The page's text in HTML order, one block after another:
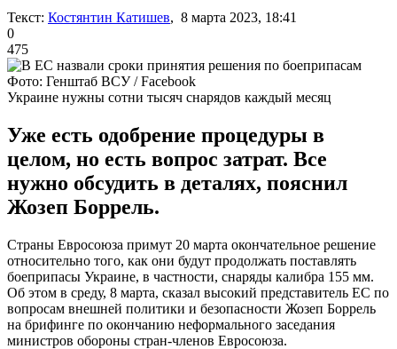
Текст: Костянтин Катишев, 8 марта 2023, 18:41
0
475
Фото: Генштаб ВСУ / Facebook
Украине нужны сотни тысяч снарядов каждый месяц
Уже есть одобрение процедуры в
целом, но есть вопрос затрат. Все
нужно обсудить в деталях, пояснил
Жозеп Боррель.
Страны Евросоюза примут 20 марта окончательное решение
относительно того, как они будут продолжать поставлять
боеприпасы Украине, в частности, снаряды калибра 155 мм.
Об этом в среду, 8 марта, сказал высокий представитель ЕС по
вопросам внешней политики и безопасности Жозеп Боррель
на брифинге по окончанию неформального заседания
министров обороны стран-членов Евросоюза.